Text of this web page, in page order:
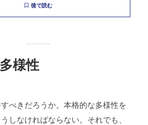
後で読む
様性
べきだろうか。本格的な多様性を
しなければならない。それでも、